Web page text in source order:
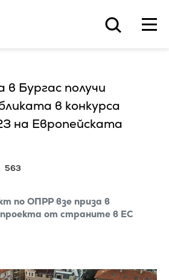
Бургас получи
в конкурса
на Европейската
563
по ОПРР взе приза в
проекта от страните в ЕС